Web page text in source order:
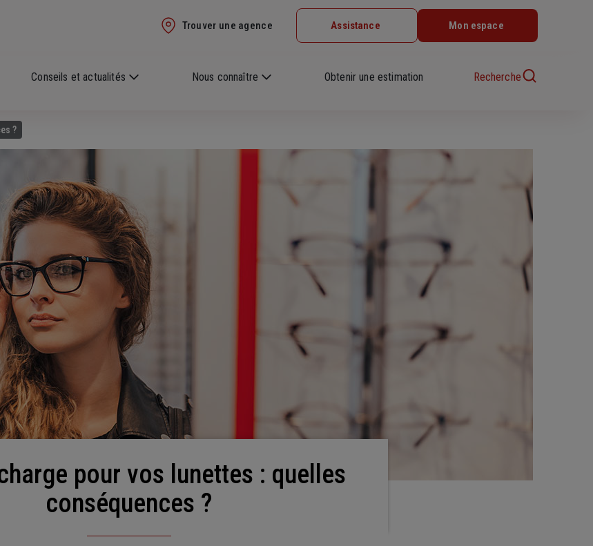
Trouver une agence Assistance Mon espace
Conseils et actualités Nous connaître Obtenir une estimation Recherche
?
conséquences ?